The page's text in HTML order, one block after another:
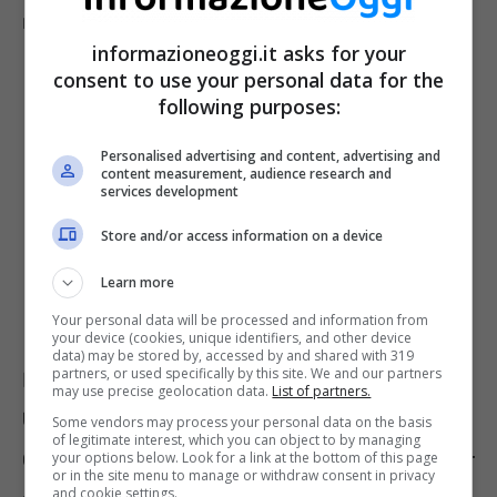
mondiali.
Da quando letensioni politiche tra Stati
Uniti e Cinasi sonointensificate , l’azienda di
Cupertino cerca “alternative” commerciali. Per
informazioneoggi.it asks for your
consent to use your personal data for the
following purposes:
Personalised advertising and content, advertising and
content measurement, audience research and
services development
Store and/or access information on a device
Learn more
Your personal data will be processed and information from
your device (cookies, unique identifiers, and other device
data) may be stored by, accessed by and shared with 319
partners, or used specifically by this site. We and our partners
may use precise geolocation data. List of partners.
Some vendors may process your personal data on the basis
of legitimate interest, which you can object to by managing
your options below. Look for a link at the bottom of this page
or in the site menu to manage or withdraw consent in privacy
and cookie settings.